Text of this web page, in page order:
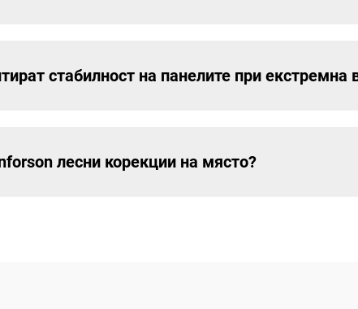
стабилност на панелите при
лесни корекции на място?